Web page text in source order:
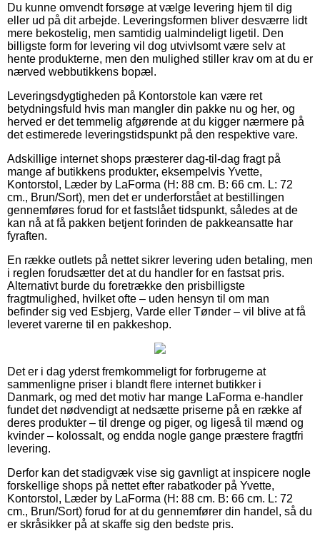
Du kunne omvendt forsøge at vælge levering hjem til dig
eller ud på dit arbejde. Leveringsformen bliver desværre lidt
mere bekostelig, men samtidig ualmindeligt ligetil. Den
billigste form for levering vil dog utvivlsomt være selv at
hente produkterne, men den mulighed stiller krav om at du er
nærved webbutikkens bopæl.
Leveringsdygtigheden på Kontorstole kan være ret
betydningsfuld hvis man mangler din pakke nu og her, og
herved er det temmelig afgørende at du kigger nærmere på
det estimerede leveringstidspunkt på den respektive vare.
Adskillige internet shops præsterer dag-til-dag fragt på
mange af butikkens produkter, eksempelvis Yvette,
Kontorstol, Læder by LaForma (H: 88 cm. B: 66 cm. L: 72
cm., Brun/Sort), men det er underforstået at bestillingen
gennemføres forud for et fastslået tidspunkt, således at de
kan nå at få pakken betjent forinden de pakkeansatte har
fyraften.
En række outlets på nettet sikrer levering uden betaling, men
i reglen forudsætter det at du handler for en fastsat pris.
Alternativt burde du foretrække den prisbilligste
fragtmulighed, hvilket ofte – uden hensyn til om man
befinder sig ved Esbjerg, Varde eller Tønder – vil blive at få
leveret varerne til en pakkeshop.
Det er i dag yderst fremkommeligt for forbrugerne at
sammenligne priser i blandt flere internet butikker i
Danmark, og med det motiv har mange LaForma e-handler
fundet det nødvendigt at nedsætte priserne på en række af
deres produkter – til drenge og piger, og ligeså til mænd og
kvinder – kolossalt, og endda nogle gange præstere fragtfri
levering.
Derfor kan det stadigvæk vise sig gavnligt at inspicere nogle
forskellige shops på nettet efter rabatkoder på Yvette,
Kontorstol, Læder by LaForma (H: 88 cm. B: 66 cm. L: 72
cm., Brun/Sort) forud for at du gennemfører din handel, så du
er skråsikker på at skaffe sig den bedste pris.